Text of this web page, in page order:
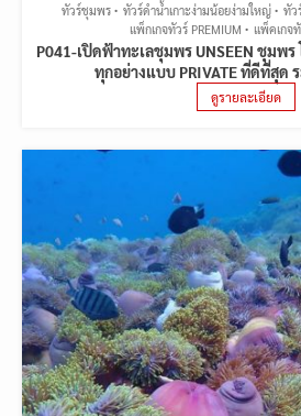
ทัวร์ชุมพร ทัวร์ดำน้ำเกาะง่ามน้อยง่ามใหญ่
ทัว
แพ็กเกจทัวร์ PREMIUM
แพ็คเกจ
P041-เปิดฟ้าทะเลชุมพร UNSEEN ชุมพร
ทุกอย่างแบบ PRIVATE ที่ดีที่สุด
ดูรายละเอียด